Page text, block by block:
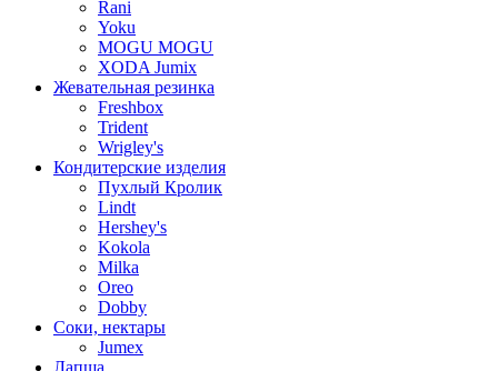
Rani
Yoku
MOGU MOGU
XODA Jumix
Жевательная резинка
Freshbox
Trident
Wrigley's
Кондитерские изделия
Пухлый Кролик
Lindt
Hershey's
Kokola
Milka
Oreo
Dobby
Соки, нектары
Jumex
Лапша